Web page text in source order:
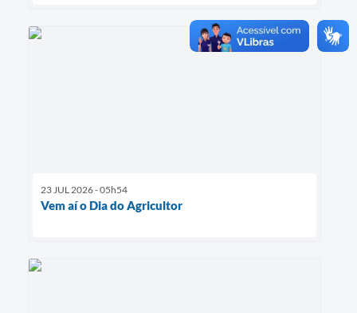
23 JUL 2026 - 05h54
Vem aí o Dia do Agricultor